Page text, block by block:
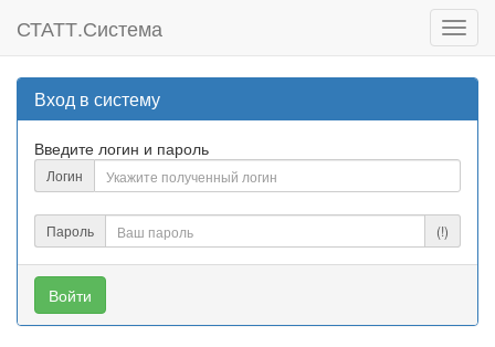
СТАТТ.Система
Вход в систему
Введите логин и пароль
Логин
Пароль (!)
Войти